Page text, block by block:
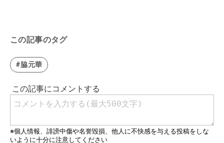
この記事のタグ
#脇元華